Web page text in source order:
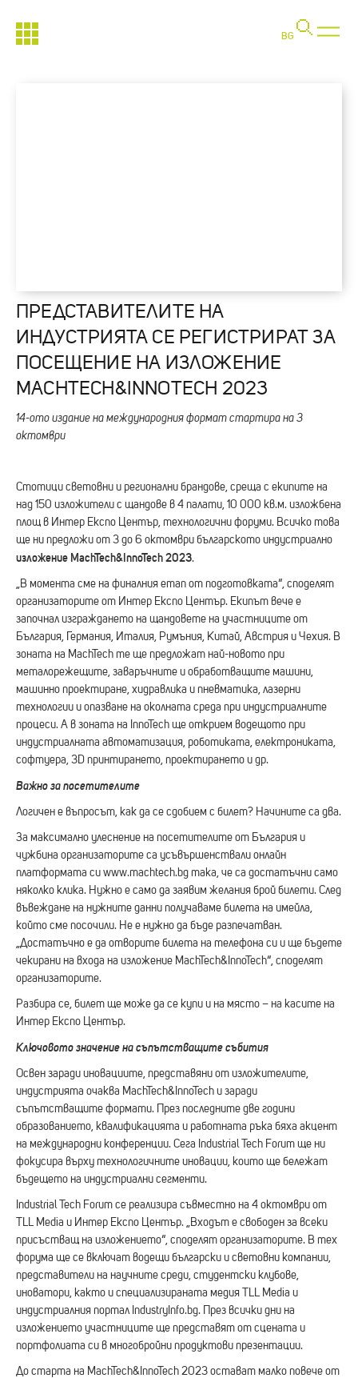
BG
ПРЕДСТАВИТЕЛИТЕ НА
ИНДУСТРИЯТА СЕ РЕГИСТРИРАТ ЗА
ПОСЕЩЕНИЕ НА ИЗЛОЖЕНИЕ
MACHTECH&INNOTECH 2023
14-ото издание на международния формат стартира на 3
октомври
Стотици световни и регионални брандове, среща с екипите на
над 150 изложители с щандове в 4 палати, 10 000 кв.м. изложбена
площ в Интер Експо Център, технологични форуми. Всичко това
ще ни предложи от 3 до 6 октомври българското индустриално
изложение MachTech&InnoTech 2023.
„В момента сме на финалния етап от подготовката“, споделят
организаторите от Интер Експо Център. Екипът вече е
започнал изграждането на щандовете на участниците от
България, Германия, Италия, Румъния, Китай, Австрия и Чехия. В
зоната на MachTech те ще предложат най-новото при
металорежещите, заваръчните и обработващите машини,
машинно проектиране, хидравлика и пневматика, лазерни
технологии и опазване на околната среда при индустриалните
процеси. А в зоната на InnoTech ще открием водещото при
индустриалната автоматизация, роботиката, електрониката,
софтуера, 3D принтирането, проектирането и др.
Важно за посетителите
Логичен е въпросът, как да се сдобием с билет? Начините са два.
За максимално улеснение на посетителите от България и
чужбина организаторите са усъвършенствали онлайн
платформата си www.machtech.bg така, че са достатъчни само
няколко клика. Нужно е само да заявим желания брой билети. След
въвеждане на нужните данни получаваме билета на имейла,
който сме посочили. Не е нужно да бъде разпечатван.
„Достатъчно е да отворите билета на телефона си и ще бъдете
чекирани на входа на изложение MachTech&InnoTech“, споделят
организаторите.
Разбира се, билет ще може да се купи и на място – на касите на
Интер Експо Център.
Ключовото значение на съпътстващите събития
Освен заради иновациите, представяни от изложителите,
индустрията очаква MachTech&InnoTech и заради
съпътстващите формати. През последните две години
образованието, квалификацията и работната ръка бяха акцент
на международни конференции. Сега Industrial Tech Forum ще ни
фокусира върху технологичните иновации, които ще бележат
бъдещето на индустриални сегменти.
Industrial Tech Forum се реализира съвместно на 4 октомври от
TLL Media и Интер Експо Център. „Входът е свободен за всеки
присъстващ на изложението“, споделят организаторите. В тех
форума ще се включат водещи български и световни компании,
представители на научните среди, студентски клубове,
иноватори, както и специализираната медия TLL Media и
индустриалния портал IndustryInfo.bg. През всички дни на
изложението участниците ще представят от сцената и
портфолиата си в многобройни продуктови презентации.
До старта на MachTech&InnoTech 2023 остават малко повече от